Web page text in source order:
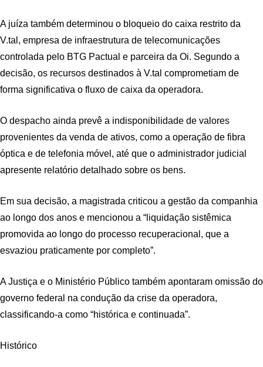
A juíza também determinou o bloqueio do caixa restrito da
V.tal, empresa de infraestrutura de telecomunicações
controlada pelo BTG Pactual e parceira da Oi. Segundo a
decisão, os recursos destinados à V.tal comprometiam de
forma significativa o fluxo de caixa da operadora.
O despacho ainda prevê a indisponibilidade de valores
provenientes da venda de ativos, como a operação de fibra
óptica e de telefonia móvel, até que o administrador judicial
apresente relatório detalhado sobre os bens.
Em sua decisão, a magistrada criticou a gestão da companhia
ao longo dos anos e mencionou a “liquidação sistêmica
promovida ao longo do processo recuperacional, que a
esvaziou praticamente por completo”.
A Justiça e o Ministério Público também apontaram omissão do
governo federal na condução da crise da operadora,
classificando-a como “histórica e continuada”.
Histórico